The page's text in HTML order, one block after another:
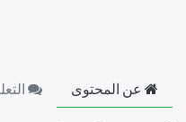
عن المحتوى